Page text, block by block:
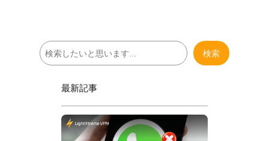
検
索
検索
最新記事